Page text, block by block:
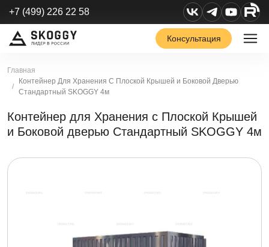
+7 (499) 226 22 58
Консультация
Главная
Контейнер Для Хранения С Плоской Крышей и Боковой Дверью
Стандартный SKOGGY 4м
Контейнер для Хранения с Плоской Крышей
и Боковой дверью Стандартный SKOGGY 4м